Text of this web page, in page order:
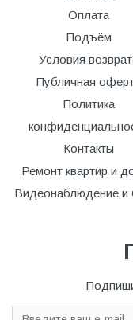
Оплата
Подъём
Условия
Публичная
Политика
Контакты
Ремонт квартир и
Видеонаблюдение и